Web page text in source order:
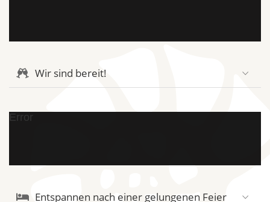
Wir sind bereit!
Error
Entspannen nach einer gelungenen Feier